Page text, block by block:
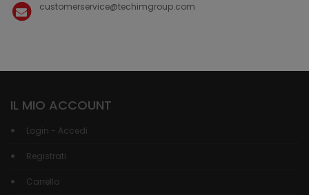
customerservice@techimgroup.com
IL MIO ACCOUNT
Login - Accedi
Registrati
Carrello